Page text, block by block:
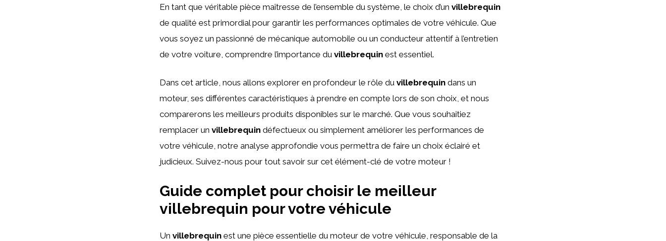
En tant que véritable pièce maîtresse de l’ensemble du système, le choix d’un villebrequin
de qualité est primordial pour garantir les performances optimales de votre véhicule. Que
vous soyez un passionné de mécanique automobile ou un conducteur attentif à l’entretien
de votre voiture, comprendre l’importance du villebrequin est essentiel.
Dans cet article, nous allons explorer en profondeur le rôle du villebrequin dans un
moteur, ses différentes caractéristiques à prendre en compte lors de son choix, et nous
comparerons les meilleurs produits disponibles sur le marché. Que vous souhaitiez
remplacer un villebrequin défectueux ou simplement améliorer les performances de
votre véhicule, notre analyse approfondie vous permettra de faire un choix éclairé et
judicieux. Suivez-nous pour tout savoir sur cet élément-clé de votre moteur !
Guide complet pour choisir le meilleur
villebrequin pour votre véhicule
Un villebrequin est une pièce essentielle du moteur de votre véhicule, responsable de la